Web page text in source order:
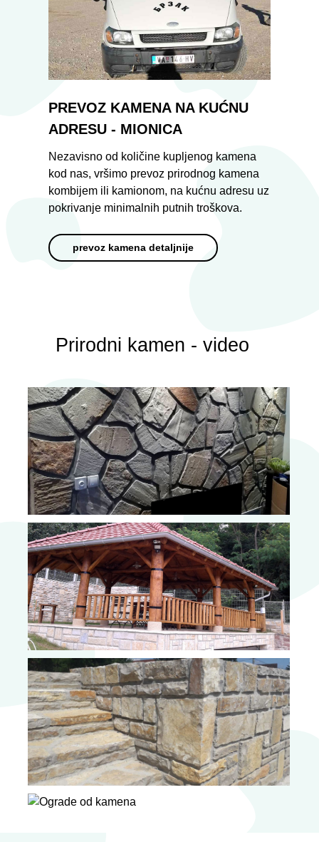
PREVOZ KAMENA NA KUĆNU
ADRESU - MIONICA
Nezavisno od količine kupljenog kamena
kod nas, vršimo prevoz prirodnog kamena
kombijem ili kamionom, na kućnu adresu uz
pokrivanje minimalnih putnih troškova.
prevoz kamena detaljnije
Prirodni kamen - video